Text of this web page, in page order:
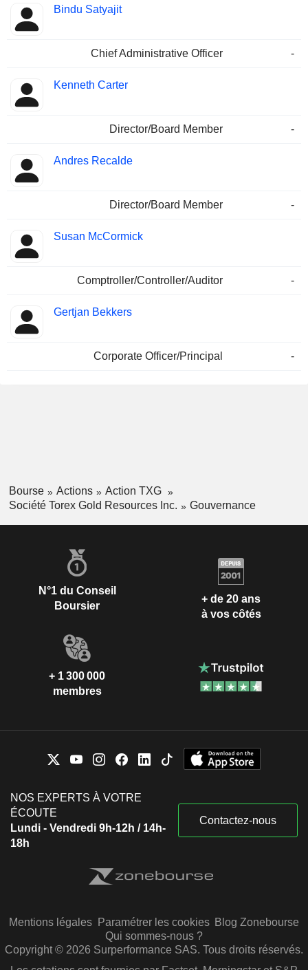
Bindu Satyajit
Chief Administrative Officer -
Kenneth Carter
Director/Board Member -
Andres Recalde
Director/Board Member -
Susan McCormick
Comptroller/Controller/Auditor -
Gertjan Bekkers
Corporate Officer/Principal -
Bourse Actions
Action TXG
Société Torex Gold Resources Inc.
Gouvernance
N°1 du Conseil
Boursier
+ de 20 ans
à vos côtés
+ 1 300 000
membres
NOS EXPERTS À VOTRE
ÉCOUTE
Lundi - Vendredi 9h-12h / 14h-
18h
Contactez-nous
Mentions légales Paramétrer les cookies Blog Zonebourse
Qui sommes-nous ?
Copyright © 2026 Surperformance SAS. Tous droits réservés.